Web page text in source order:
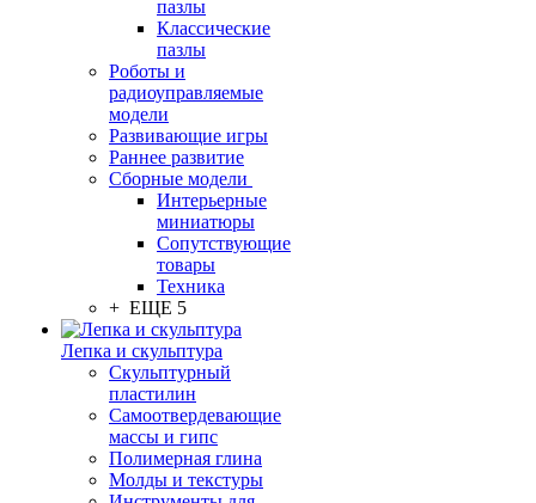
пазлы
Классические
пазлы
Роботы и
радиоуправляемые
модели
Развивающие игры
Раннее развитие
Сборные модели
Интерьерные
миниатюры
Сопутствующие
товары
Техника
+ ЕЩЕ 5
Лепка и скульптура
Скульптурный
пластилин
Самоотвердевающие
массы и гипс
Полимерная глина
Молды и текстуры